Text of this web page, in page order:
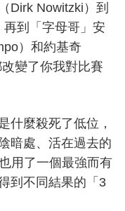
Dirk Nowitzki）到
再到「字母哥」安
）和約基奇
變了你我對比賽
什麼殺死了低位，
暗處、活在過去的
用了一個最強而有
到不同結果的「3